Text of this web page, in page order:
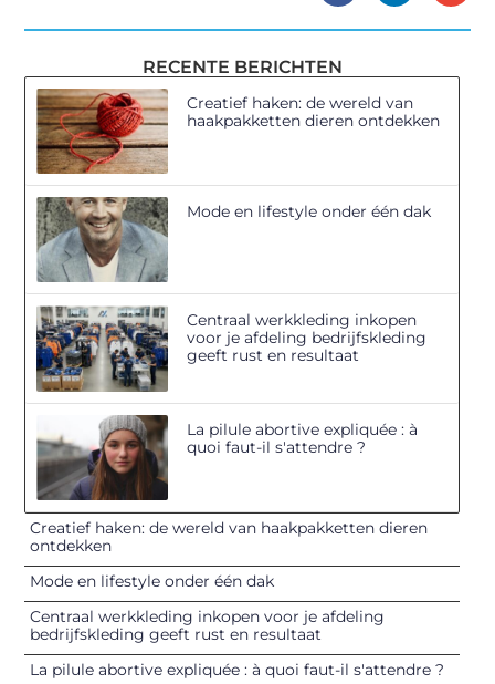
RECENTE BERICHTEN
Creatief haken: de wereld van
haakpakketten dieren ontdekken
Mode en lifestyle onder één dak
Centraal werkkleding inkopen
voor je afdeling bedrijfskleding
geeft rust en resultaat
La pilule abortive expliquée : à
quoi faut-il s'attendre ?
Creatief haken: de wereld van haakpakketten dieren
ontdekken
Mode en lifestyle onder één dak
Centraal werkkleding inkopen voor je afdeling
bedrijfskleding geeft rust en resultaat
La pilule abortive expliquée : à quoi faut-il s'attendre ?